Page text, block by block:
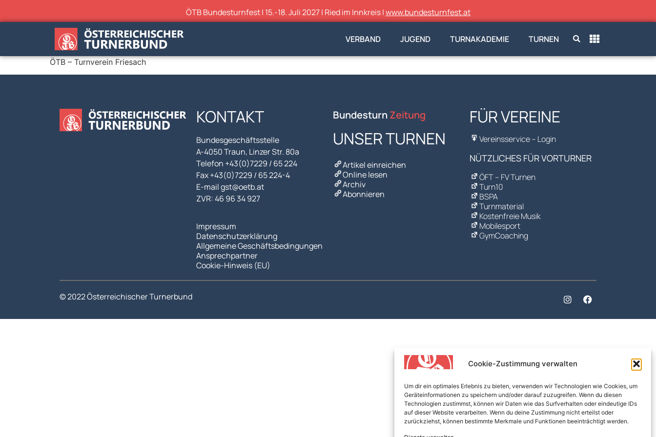
Cookie-Zustimmung verwalten
Um dir ein optimales Erlebnis zu bieten, verwenden wir Technologien wie Cookies, um
Geräteinformationen zu speichern und/oder darauf zuzugreifen. Wenn du diesen
Technologien zustimmst, können wir Daten wie das Surfverhalten oder eindeutige IDs
auf dieser Website verarbeiten. Wenn du deine Zustimmung nicht erteilst oder
zurückziehst, können bestimmte Merkmale und Funktionen beeinträchtigt werden.
ÖTB Bundesturnfest | 15.-18. Juli 2027 | Ried im Innkreis |www.bundesturnfest.at
VERBAND JUGEND TURNAKADEMIE TURNEN
ÖTB – Turnverein Friesach
KONTAKT
Bundesgeschäftsstelle
A-4050 Traun, Linzer Str. 80a
Telefon +43(0)7229 / 65 224
Fax +43(0)7229 / 65 224-4
E-mail gst@oetb.at
ZVR: 46 96 34 927
Impressum
Datenschutzerklärung
Allgemeine Geschäftsbedingungen
Ansprechpartner
Cookie-Hinweis (EU)
Bundesturn Zeitung
UNSER TURNEN
Artikel einreichen
Online lesen
Archiv
Abonnieren
FÜR VEREINE
Vereinsservice – Login
NÜTZLICHES FÜR VORTURNER
ÖFT – FV Turnen
Turn10
BSPA
Turnmaterial
Kostenfreie Musik
Mobilesport
GymCoaching
© 2022 Österreichischer Turnerbund